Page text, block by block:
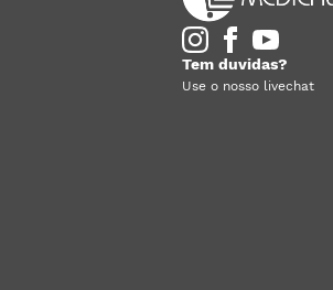
Tem duvidas?
Use o nosso livechat